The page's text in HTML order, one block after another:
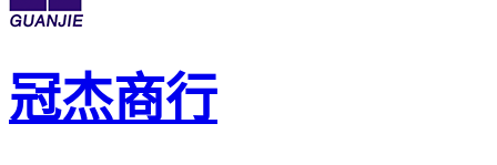
冠杰商行